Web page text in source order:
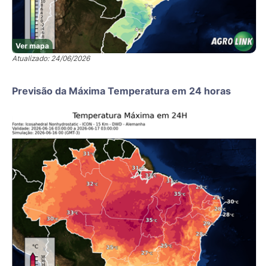
Ver mapa
Atualizado: 24/06/2026
Previsão da Máxima Temperatura em 24 horas